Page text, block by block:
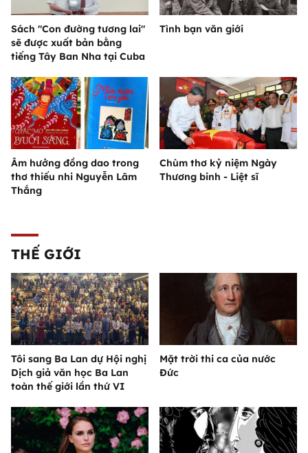
Sách "Con đường tương lai"
sẽ được xuất bản bằng
tiếng Tây Ban Nha tại Cuba
Tình bạn văn giới
Âm hưởng đồng dao trong
thơ thiếu nhi Nguyễn Lãm
Thắng
Chùm thơ kỷ niệm Ngày
Thương binh - Liệt sĩ
THẾ GIỚI
Tôi sang Ba Lan dự Hội nghị
Dịch giả văn học Ba Lan
toàn thế giới lần thứ VI
Mặt trời thi ca của nước
Đức